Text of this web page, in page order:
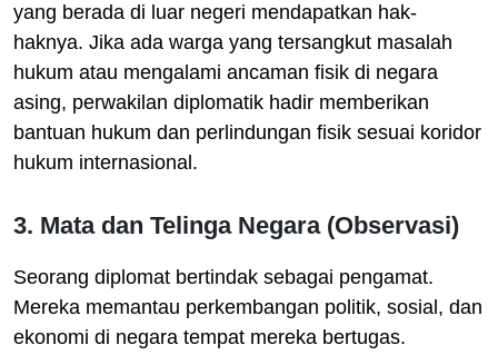
yang berada di luar negeri mendapatkan hak-
haknya. Jika ada warga yang tersangkut masalah
hukum atau mengalami ancaman fisik di negara
asing, perwakilan diplomatik hadir memberikan
bantuan hukum dan perlindungan fisik sesuai koridor
hukum internasional.
3. Mata dan Telinga Negara (Observasi)
Seorang diplomat bertindak sebagai pengamat.
Mereka memantau perkembangan politik, sosial, dan
ekonomi di negara tempat mereka bertugas.